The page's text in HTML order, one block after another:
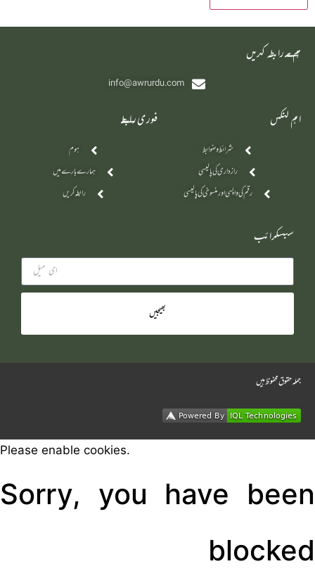
‫ہم سے رابطہ کریں
info@awrurdu.com
فوری رابطے
ہوم
ہمارے بارے میں
رابطہ کریں
اہم لنکس
شرائط و ضوابط
رازداری کی پالیسی
رقم کی واپسی اور منسوخی کی پالیسی
سبسکرائب
بھیجیں
جملہ حقوق محفوظ ہیں
Please enable cookies.
Sorry, you have been
blocked